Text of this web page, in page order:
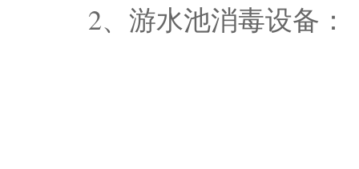
2、游水池消毒设备：